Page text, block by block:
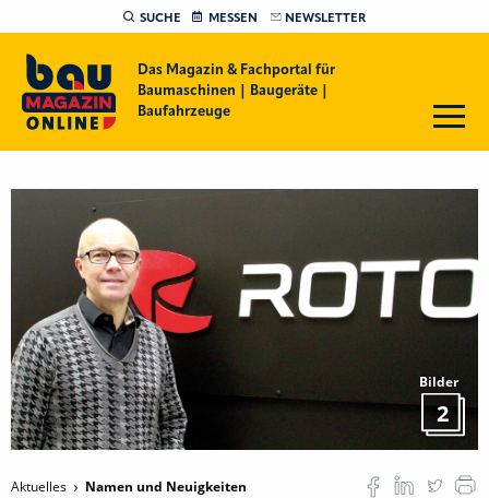
SUCHE MESSEN NEWSLETTER
Das Magazin & Fachportal für
Baumaschinen | Baugeräte |
Baufahrzeuge
Bilder
2
Aktuelles Namen und Neuigkeiten